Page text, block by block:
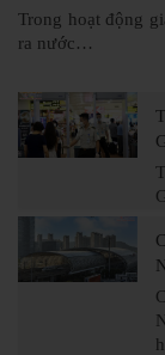
Trong hoạt động
ra nước…